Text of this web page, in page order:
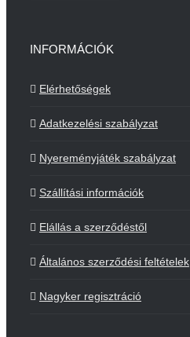
INFORMÁCIÓK
Elérhetőségek
Adatkezelési szabályzat
Nyereményjáték szabályzat
Szállítási információk
Elállás a szerződéstől
Általános szerződési feltételek
Nagyker regisztráció